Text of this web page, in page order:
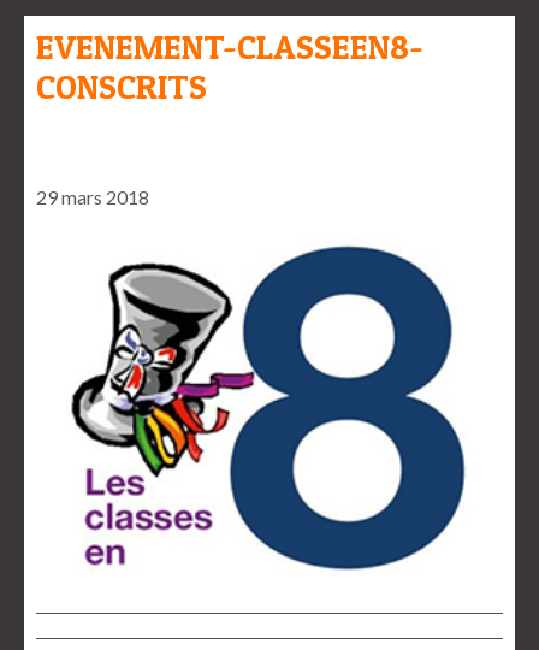
EVENEMENT-CLASSEEN8-
CONSCRITS
29 mars 2018